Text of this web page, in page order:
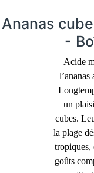
Ananas
-
Acide
l’ananas
un
cubes.
la plage
tropiques,
goûts